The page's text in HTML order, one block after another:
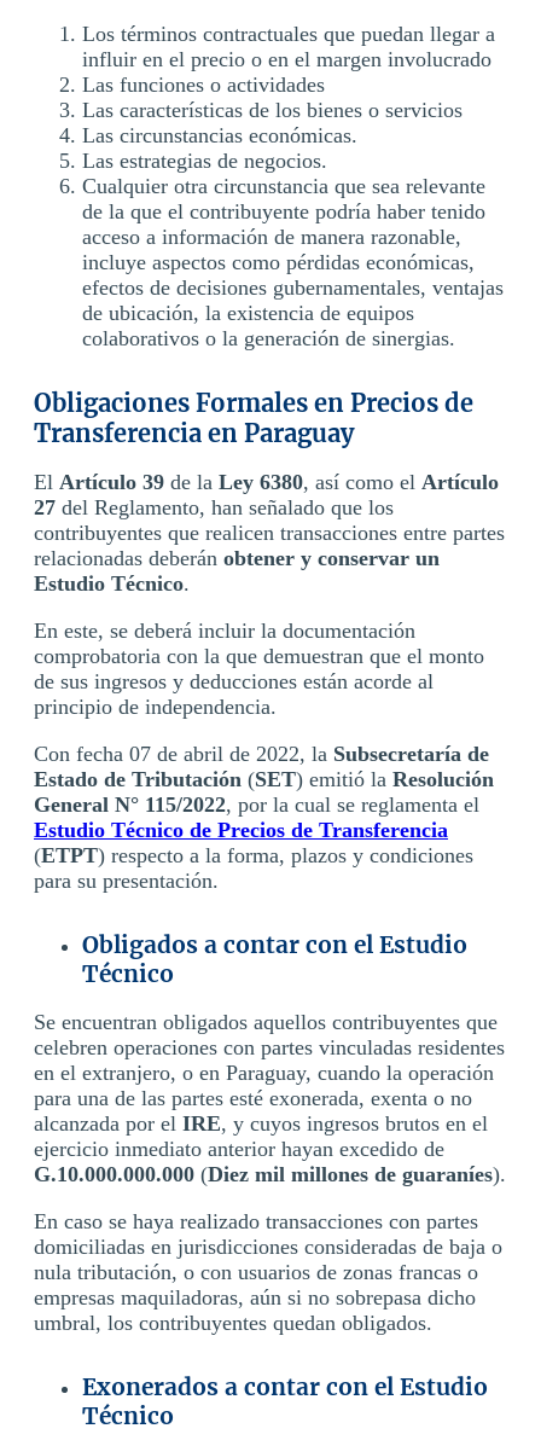
Los términos contractuales que puedan llegar a
influir en el precio o en el margen involucrado
Las funciones o actividades
Las características de los bienes o servicios
Las circunstancias económicas.
Las estrategias de negocios.
Cualquier otra circunstancia que sea relevante
de la que el contribuyente podría haber tenido
acceso a información de manera razonable,
incluye aspectos como pérdidas económicas,
efectos de decisiones gubernamentales, ventajas
de ubicación, la existencia de equipos
colaborativos o la generación de sinergias.
Obligaciones Formales en Precios de
Transferencia en Paraguay
El Artículo 39 de la Ley 6380, así como el Artículo
27 del Reglamento, han señalado que los
contribuyentes que realicen transacciones entre partes
relacionadas deberán obtener y conservar un
Estudio Técnico.
En este, se deberá incluir la documentación
comprobatoria con la que demuestran que el monto
de sus ingresos y deducciones están acorde al
principio de independencia.
Con fecha 07 de abril de 2022, la Subsecretaría de
Estado de Tributación (SET) emitió la Resolución
General N° 115/2022, por la cual se reglamenta el
Estudio Técnico de Precios de Transferencia
(ETPT) respecto a la forma, plazos y condiciones
para su presentación.
Obligados a contar con el Estudio
Técnico
Se encuentran obligados aquellos contribuyentes que
celebren operaciones con partes vinculadas residentes
en el extranjero, o en Paraguay, cuando la operación
para una de las partes esté exonerada, exenta o no
alcanzada por el IRE, y cuyos ingresos brutos en el
ejercicio inmediato anterior hayan excedido de
G.10.000.000.000 (Diez mil millones de guaraníes).
En caso se haya realizado transacciones con partes
domiciliadas en jurisdicciones consideradas de baja o
nula tributación, o con usuarios de zonas francas o
empresas maquiladoras, aún si no sobrepasa dicho
umbral, los contribuyentes quedan obligados.
Exonerados a contar con el Estudio
Técnico